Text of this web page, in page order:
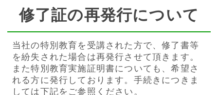
修了証の再発行について
当社の特別教育を受講された方で、修了書等
を紛失された場合は再発行させて頂きます。
また特別教育実施証明書についても、希望さ
れる方に発行しております。手続きにつきま
しては下記をご参照ください。